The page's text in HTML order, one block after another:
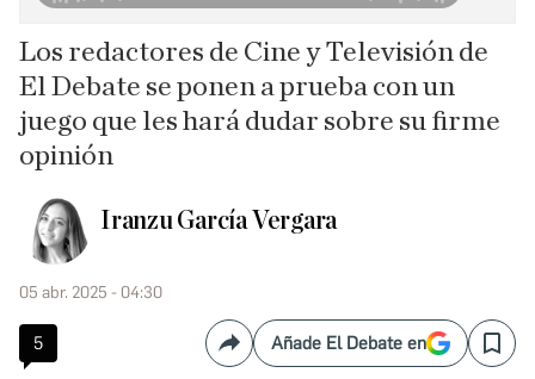
Los redactores de Cine y Televisión de
El Debate se ponen a prueba con un
juego que les hará dudar sobre su firme
opinión
Iranzu García Vergara
05 abr. 2025 - 04:30
5 CompartirAñade El Debate en Save